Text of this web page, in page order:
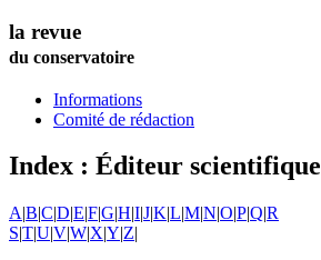
la revue
du conservatoire
Informations
Comité de rédaction
Index : Éditeur scientifique
A|B|C|D|E|F|G|H|I|J|K|L|M|N|O|P|Q|R
S|T|U|V|W|X|Y|Z|